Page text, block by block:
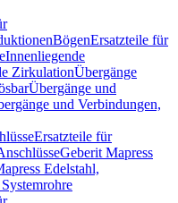
BögenErsatzteile für
Innenliegende
ZirkulationÜbergänge
Übergänge und
und Verbindungen,
Ersatzteile für
Geberit Mapress
Edelstahl,